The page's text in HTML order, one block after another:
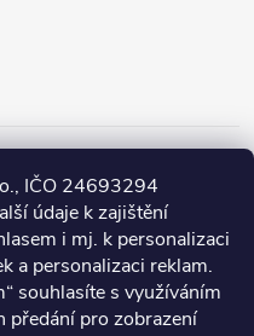
IČO 24693294
údaje k zajištění
i mj. k personalizaci
a personalizaci reklam.
souhlasíte s využíváním
předání pro zobrazení